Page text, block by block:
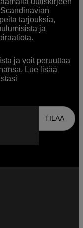
tarjouksia,
ja
ja voit peruuttaa
Lue lisää
TILAA